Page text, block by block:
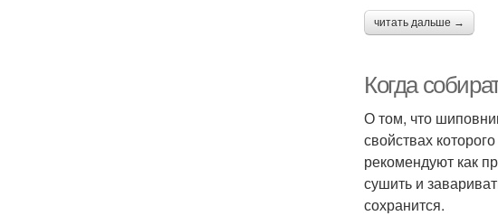
читать дальше →
Когда
О том, что
свойствах
рекомендуют как
сушить и
сохранится.